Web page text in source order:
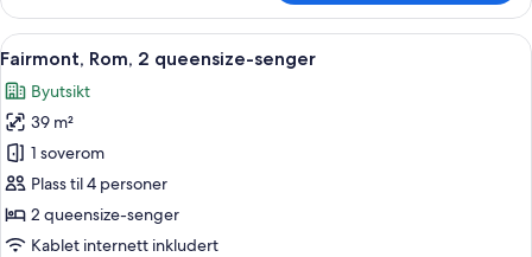
1
dobbeltseng
(Moderate)
Åpne
alle
bildene
av
Fairmont,
Rom,
2
queensize-
Italienske Frette-laken, sengetøy av
5
Fairmont, Rom, 2 queensize-senger
Byutsikt
39 m²
1 soverom
Plass til 4 personer
2 queensize-senger
Kablet internett inkludert